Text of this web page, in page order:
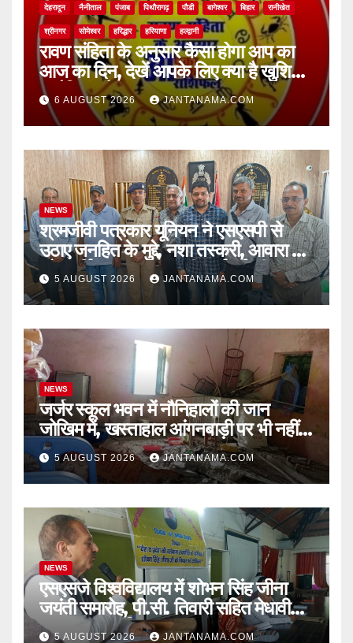
देहरादून नैनीताल पंजाब पिथौरागढ़ पौडी बागेश्वर बिहार रानीखेत
श्रीनगर सोमेश्वर हरिद्धार हरियाणा हल्द्वानी
रावण संहिता के अनुसार कैसा होगा आप का
आज का दिन, देखें आपके लिए क्या है खुशियां,
चुनौतियां और नए अवसर
6 AUGUST 2026 JANTANAMA.COM
NEWS
श्रमजीवी पत्रकार यूनियन ने एसएसपी से
उठाए जनहित के मुद्दे, नशा तस्करी, आवारा पशु
और पार्किंग व्यवस्था पर की कार्रवाई की मांग
5 AUGUST 2026 JANTANAMA.COM
NEWS
जर्जर स्कूल भवन में नौनिहालों की जान
जोखिम में, खस्ताहाल आंगनबाड़ी पर भी नहीं
जागा प्रशासन
5 AUGUST 2026 JANTANAMA.COM
NEWS
एसएसजे विश्वविद्यालय में शोभन सिंह जीना
जयंती समारोह, पी.सी. तिवारी सहित मेधावी
छात्र हुए सम्मानित
5 AUGUST 2026 JANTANAMA.COM